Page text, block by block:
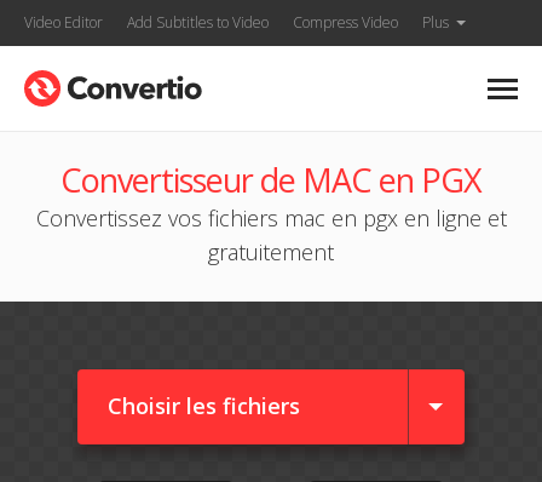
Video Editor Add Subtitles to Video Compress Video Plus
Convertisseur de MAC en PGX
Convertissez vos fichiers mac en pgx en ligne et
gratuitement
Choisir les fichiers